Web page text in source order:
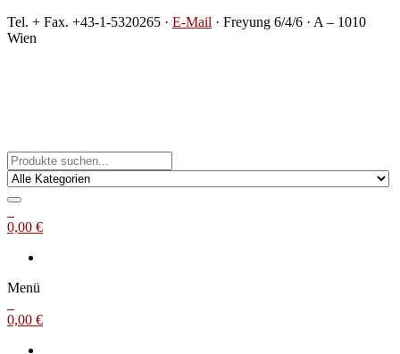
Zum
Inhalt
Tel. + Fax. +43-1-5320265 · E-Mail · Freyung 6/4/6 · A – 1010
Wien
0,00 €
Menü
0,00 €